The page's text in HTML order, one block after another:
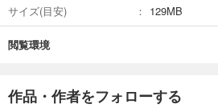
あらすじを表示する
サイズ(目安)
129MB
閲覧環境
作品・作者をフォローする